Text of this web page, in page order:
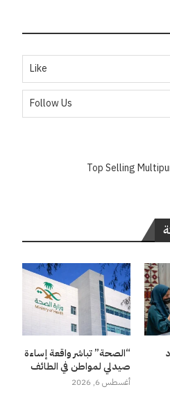
Like
Follow Us
“الصحة” تباشر واقعة إساءة
صيدلي لمواطن في الطائف
أغسطس 6, 2026